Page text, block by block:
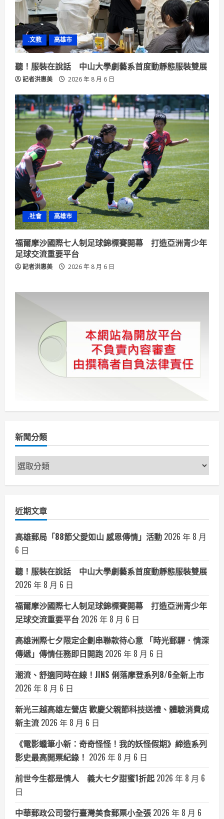
.文教 高雄市
聽！服裝在說話 中山大學劇藝系首度動靜態服裝雙展
記者洪惠美 2026 年 8 月 6 日
.社會 高雄市
福爾摩沙國際七人制足球錦標賽開幕 打造亞洲青少年
足球交流重要平台
記者洪惠美 2026 年 8 月 6 日
新聞分類
新
聞
近期文章
高雄郵局「88節父愛如山 感恩傳情」活動 2026 年 8 月
6 日
聽！服裝在說話 中山大學劇藝系首度動靜態服裝雙展
2026 年 8 月 6 日
福爾摩沙國際七人制足球錦標賽開幕 打造亞洲青少年
足球交流重要平台 2026 年 8 月 6 日
高雄洲際七夕限定企劃串聯款待心意 「時光郵驛．情深
傳遞」傳情任務即日開跑 2026 年 8 月 6 日
潮流、舒適同時在線！JINS 俐落摩登系列8/6全新上市
2026 年 8 月 6 日
新光三越高雄左營店 歡慶父親節科技送禮、體驗消費成
新主流 2026 年 8 月 6 日
《電影蠟筆小新：奇奇怪怪！我的妖怪假期》締造系列
影史最高開票紀錄！ 2026 年 8 月 6 日
前世今生都是情人 義大七夕甜蜜1折起 2026 年 8 月 6
日
中華郵政公司發行臺灣美食郵票小全張 2026 年 8 月 6